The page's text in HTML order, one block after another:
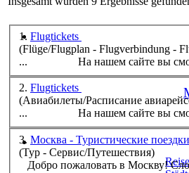
1. Flugtickets
(Flüge/Flugplan - Flugverbindung -
... На нашем сайте вы
2. Flugtickets
(Aвиабилеты/Расписание
... На нашем сайте вы
3. Москва - Туристические
(Тур - Сервис/Путешествия)